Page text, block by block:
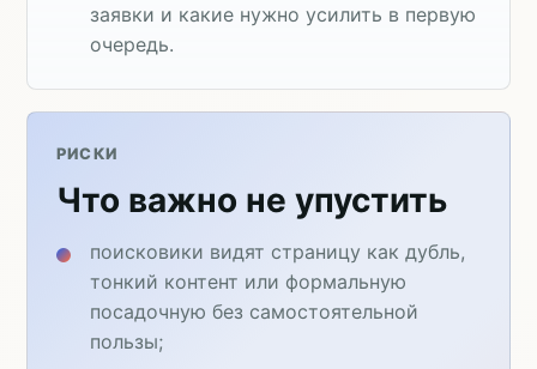
заявки и какие нужно усилить в первую
очередь.
РИСКИ
Что важно не упустить
поисковики видят страницу как дубль,
тонкий контент или формальную
посадочную без самостоятельной
пользы;